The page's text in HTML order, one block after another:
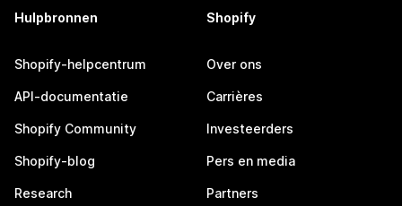
Hulpbronnen
Shopify-helpcentrum
API-documentatie
Shopify Community
Shopify-blog
Research
Shopify
Over ons
Carrières
Investeerders
Pers en media
Partners